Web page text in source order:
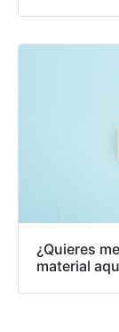
¿Quieres
material